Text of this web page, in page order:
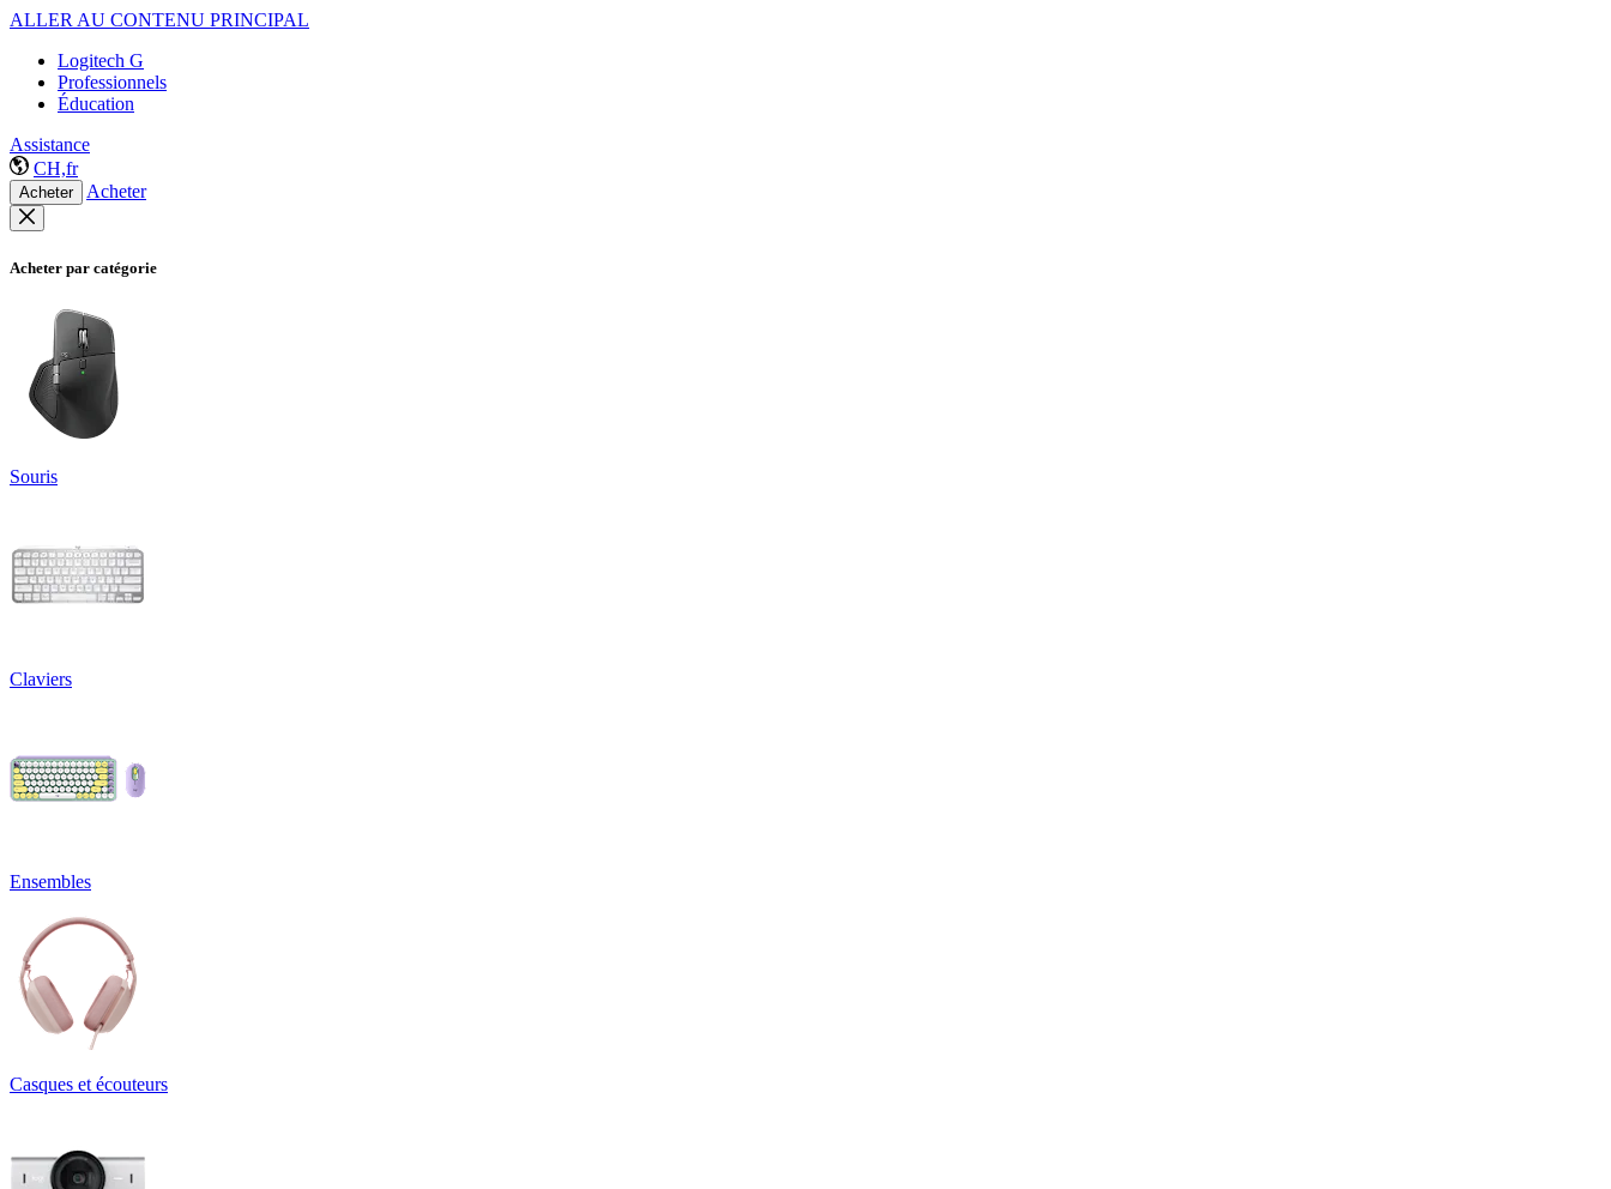
ALLER AU CONTENU PRINCIPAL
Logitech G
Professionnels
Éducation
Assistance
CH,fr
Acheter Acheter
Acheter par catégorie
Souris
Claviers
Ensembles
Casques et écouteurs